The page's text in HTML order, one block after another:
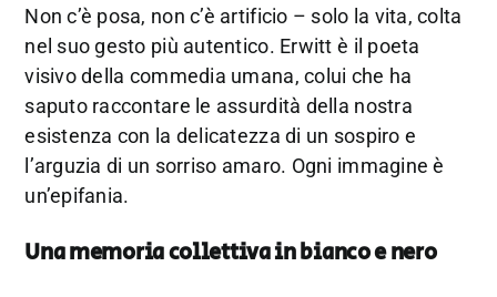
Non c’è posa, non c’è artificio – solo la vita, colta
nel suo gesto più autentico. Erwitt è il poeta
visivo della commedia umana, colui che ha
saputo raccontare le assurdità della nostra
esistenza con la delicatezza di un sospiro e
l’arguzia di un sorriso amaro. Ogni immagine è
un’epifania.
Una memoria collettiva in bianco e nero